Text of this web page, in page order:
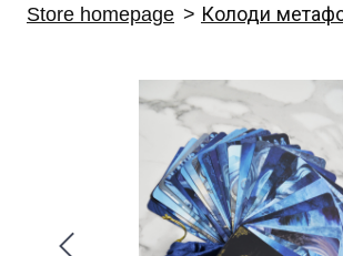
Store homepage Колоди